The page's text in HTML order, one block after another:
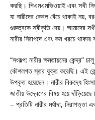
করছি। পিএমএমভিওয়াই এবং সখী
যা নারীদের কেবল বেঁচে থাকাই নয়,
গুরুত্বকে স্বীকৃতি দেয়। আমাদের
নারীর নিরাপদে এবং কম খরচে থাকার
“সংকল্প: নারীর ক্ষমতায়নের কেন্দ্র”
কৌশলগত স্তর যুক্ত করেছি। এই
উপকৃত হয়েছেন। নারীর বিরুদ্ধে
জাতীয় উদ্বেগের বিষয় হয়ে
– প্রতিটি নারীর মর্যাদা, নিরাপত্তা